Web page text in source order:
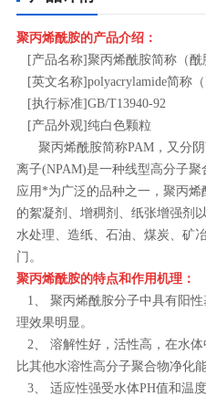
聚丙烯酰胺的产品介绍：
[产品名称]聚丙烯酰胺简称（酰
[英文名称]polyacrylamide简称（
[执行标准]GB/T13940-92
[产品外观]纯白色颗粒
聚丙烯酰胺简称PAM，又分阴
离子(NPAM)是一种线型高分子
应用*为广泛的品种之一，聚丙
的絮凝剂、增稠剂、纸张增强剂
水处理、造纸、石油、煤炭、矿
门。
聚丙烯酰胺的特点和作用机理：
1、 聚丙烯酰胺分子中具有阳
理效果明显。
2、 溶解性好，活性高，在水体
比其他水溶性高分子聚合物净化能
3、 适应性强受水体PH值和温